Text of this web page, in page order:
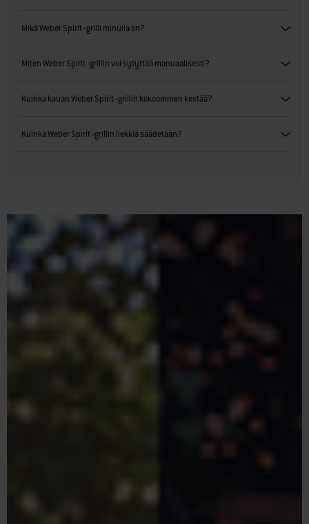
Mikä Weber Spirit -grilli minulla on?
Miten Weber Spirit -grillin voi sytyttää manuaalisesti?
Kuinka kauan Weber Spirit -grillin kokoaminen kestää?
Kuinka Weber Spirit -grillin liekkiä säädetään?